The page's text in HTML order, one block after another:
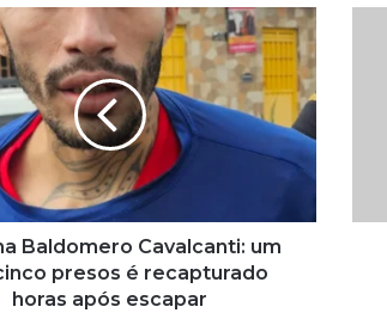
Baldomero Cavalcanti: um
presos é recapturado
horas após escapar